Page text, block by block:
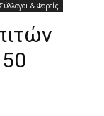
Σύλλογοι & Φορείς